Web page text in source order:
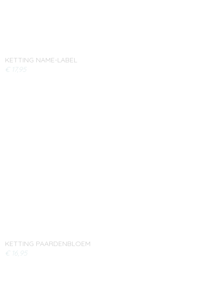
KETTING NAME-LABEL
€ 17,95
KETTING PAARDENBLOEM
€ 16,95